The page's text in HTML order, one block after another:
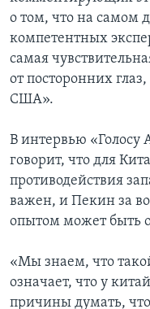
о том, что на самом
компетентных
самая
от посторонних
США».
В интервью «Голосу
говорит, что для
противодействия
важен, и Пекин за
опытом может быть
«Мы знаем, что
означает, что у
причины думать, что